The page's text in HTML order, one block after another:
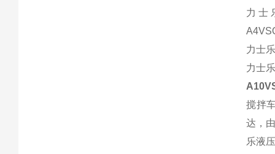
力士
力士
力士
搅拌
达，
乐液